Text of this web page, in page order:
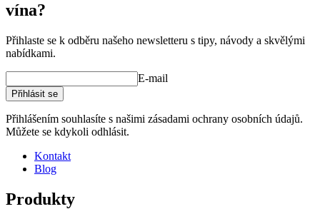
vína?
Přihlaste se k odběru našeho newsletteru s tipy, návody a skvělými
nabídkami.
E-mail
Přihlásit se
Přihlášením souhlasíte s našimi zásadami ochrany osobních údajů.
Můžete se kdykoli odhlásit.
Kontakt
Blog
Produkty